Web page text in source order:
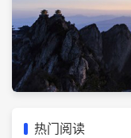
热门阅读